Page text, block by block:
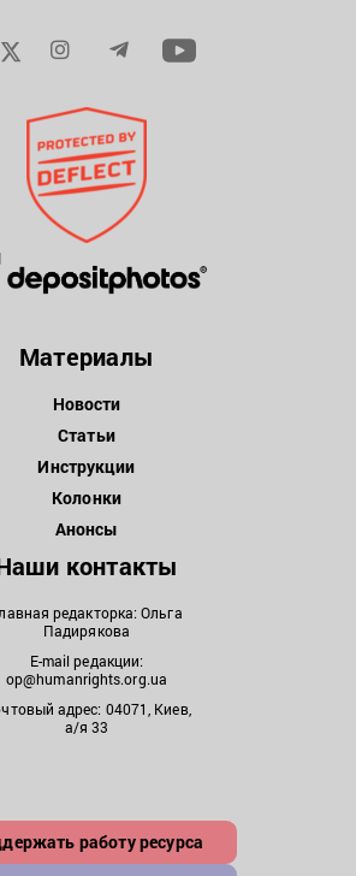
Материалы
Новости
Статьи
Инструкции
Колонки
Анонсы
контакты
редакторка: Ольга
Падирякова
E-mail редакции:
op@humanrights.org.ua
адрес: 04071, Киев,
а/я 33
работу ресурса